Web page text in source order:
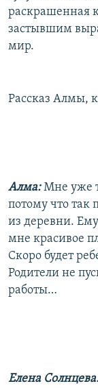
раскрашенная
застывшим
мир.
Рассказ Алмы,
Алма:Мне уже
потому что так
из деревни.
мне красивое
Скоро будет
Родители не
работы…
Елена